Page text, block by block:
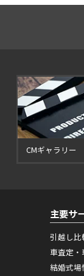
CMギャラリー
主要サ
引越し比
車査定・
結婚式場